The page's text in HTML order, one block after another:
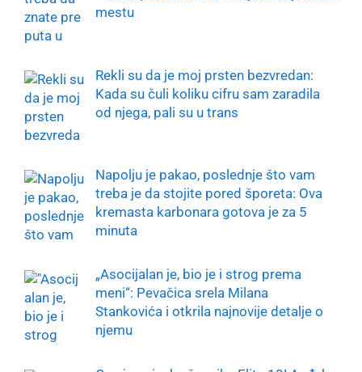
mestu
Rekli su da je moj prsten bezvredan:
Kada su čuli koliku cifru sam zaradila
od njega, pali su u trans
Napolju je pakao, poslednje što vam
treba je da stojite pored šporeta: Ova
kremasta karbonara gotova je za 5
minuta
„Asocijalan je, bio je i strog prema
meni“: Pevačica srela Milana
Stankovića i otkrila najnovije detalje o
njemu